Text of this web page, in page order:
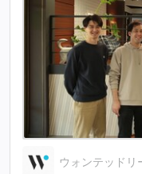
ウォンテッドリ